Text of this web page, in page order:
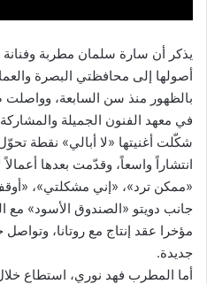
يذكر أن سارة سلمان مطربة
أصولها إلى محافظتي البصرة
بالظهور منذ سن السابعة،
في معهد الفنون الجميلة
شكّلت أغنيتها «لا أبالي» نقطة
انتشاراً واسعاً، وقدّمت بعدها
«ممكن ترد»، «إني مشكلتي»،
جانب دويتو «الصندوق الأسود» مع
مؤخرا عقد إنتاج مع روتانا،
جديدة.
أما المطرب فهد نوري، استطاع